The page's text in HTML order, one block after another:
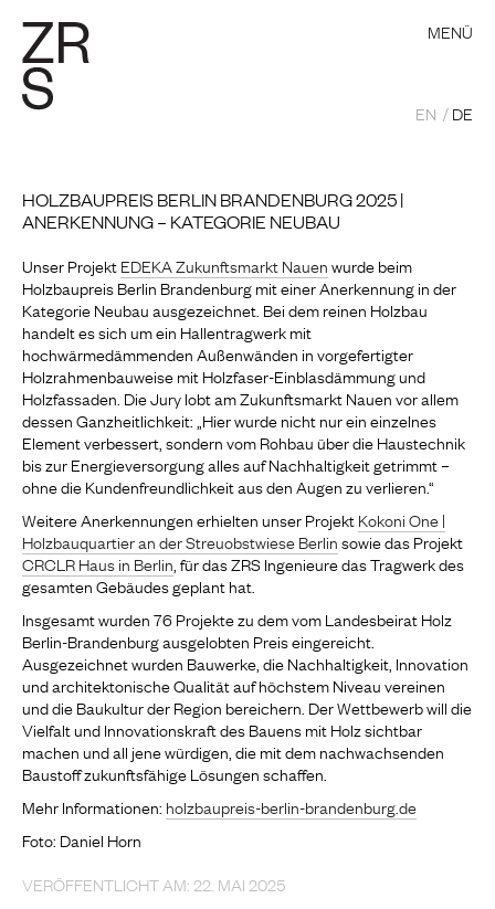
MENÜ
EN DE
HOLZBAUPREIS BERLIN BRANDENBURG 2025 |
ANERKENNUNG – KATEGORIE NEUBAU
Unser ProjektEDEKA Zukunftsmarkt Nauenwurde beim
Holzbaupreis Berlin Brandenburg mit einer Anerkennung in der
Kategorie Neubau ausgezeichnet. Bei dem reinen Holzbau
handelt es sich um ein Hallentragwerk mit
hochwärmedämmenden Außenwänden in vorgefertigter
Holzrahmenbauweise mit Holzfaser-Einblasdämmung und
Holzfassaden. Die Jury lobt am Zukunftsmarkt Nauen vor allem
dessen Ganzheitlichkeit: „Hier wurde nicht nur ein einzelnes
Element verbessert, sondern vom Rohbau über die Haustechnik
bis zur Energieversorgung alles auf Nachhaltigkeit getrimmt –
ohne die Kundenfreundlichkeit aus den Augen zu verlieren.“
Weitere Anerkennungen erhielten unser ProjektKokoni One |
Holzbauquartier an der Streuobstwiese Berlinsowie das Projekt
CRCLR Haus in Berlin , für das ZRS Ingenieure das Tragwerk des
gesamten Gebäudes geplant hat.
Insgesamt wurden 76 Projekte zu dem vom Landesbeirat Holz
Berlin-Brandenburg ausgelobten Preis eingereicht.
Ausgezeichnet wurden Bauwerke, die Nachhaltigkeit, Innovation
und architektonische Qualität auf höchstem Niveau vereinen
und die Baukultur der Region bereichern. Der Wettbewerb will die
Vielfalt und Innovationskraft des Bauens mit Holz sichtbar
machen und all jene würdigen, die mit dem nachwachsenden
Baustoff zukunftsfähige Lösungen schaffen.
Mehr Informationen: holzbaupreis-berlin-brandenburg.de
Foto: Daniel Horn
VERÖFFENTLICHT AM: 22. MAI 2025